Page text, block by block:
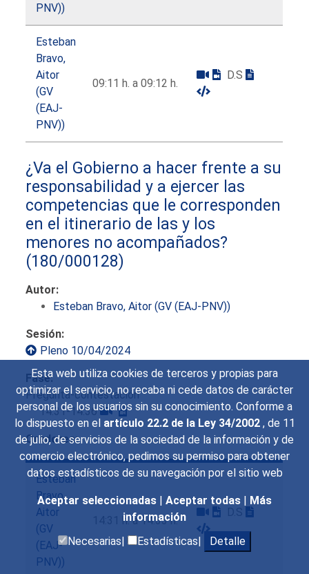
Esta web utiliza cookies de terceros y propias para
optimizar el servicio, no recaba ni cede datos de carácter
personal de los usuarios sin su conocimiento. Conforme a
lo dispuesto en el artículo 22.2 de la Ley 34/2002 , de 11
de julio, de servicios de la sociedad de la información y de
comercio electrónico, pedimos su permiso para obtener
datos estadísticos de su navegación por el sitio web
Aceptar seleccionadas | Aceptar todas | Más
información
Necesarias|
Estadísticas| Detalle
PNV))
Esteban
Bravo,
Aitor
(GV
(EAJ-
PNV))
09:11 h. a 09:12 h.
D.S
¿Va el Gobierno a hacer frente a su
responsabilidad y a ejercer las
competencias que le corresponden
en el itinerario de las y los
menores no acompañados?
(180/000128)
Autor:
Esteban Bravo, Aitor (GV (EAJ-PNV))
Sesión:
Pleno 10/04/2024
Fase:
Pregunta-contestación
14:31-14:36
Oradores:
Esteban
Bravo,
Aitor
(GV
(EAJ-
PNV))
14:31 h. a 14:33 h.